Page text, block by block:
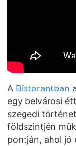
A Bistorantban
egy belvárosi
szegedi
földszintjén
pontján, ahol jó